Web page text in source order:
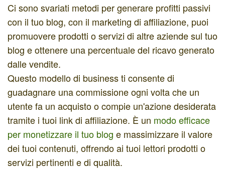
Ci sono svariati metodi per generare profitti passivi
con il tuo blog, con il marketing di affiliazione, puoi
promuovere prodotti o servizi di altre aziende sul tuo
blog e ottenere una percentuale del ricavo generato
dalle vendite.
Questo modello di business ti consente di
guadagnare una commissione ogni volta che un
utente fa un acquisto o compie un'azione desiderata
tramite i tuoi link di affiliazione. È un modo efficace
per monetizzare il tuo blog e massimizzare il valore
dei tuoi contenuti, offrendo ai tuoi lettori prodotti o
servizi pertinenti e di qualità.